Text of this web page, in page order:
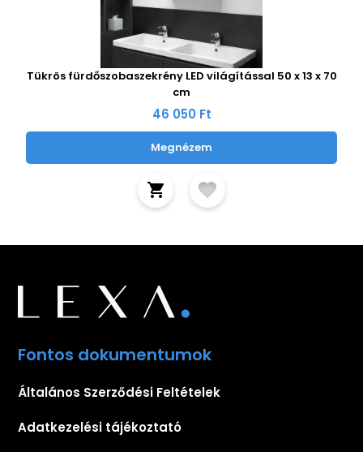
Tükrös fürdőszobaszekrény LED világítással 50 x 13 x 70
cm
46 050 Ft
Megnézem
Fontos dokumentumok
Általános Szerződési Feltételek
Adatkezelési tájékoztató